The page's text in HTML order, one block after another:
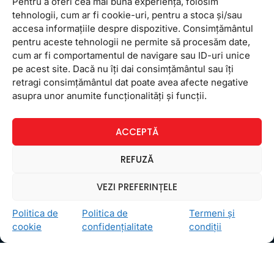
tehnologii, cum ar fi cookie-uri, pentru a stoca și/sau
accesa informațiile despre dispozitive. Consimțământul
pentru aceste tehnologii ne permite să procesăm date,
cum ar fi comportamentul de navigare sau ID-uri unice
pe acest site. Dacă nu îți dai consimțământul sau îți
retragi consimțământul dat poate avea afecte negative
asupra unor anumite funcționalități și funcții.
ACCEPTĂ
REFUZĂ
VEZI PREFERINȚELE
Politica de
cookie
Politica de
confidențialitate
Termeni și
condiții
Ceea ce ne ghidează pe toţi cei din echipa FollowMe
este motto-ulÎnvaţă zâmbind. Vrem să realizăm asta
Locații
FollowMe Vitan